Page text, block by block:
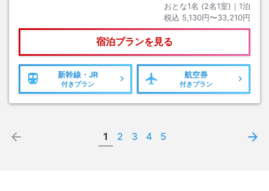
おとな1名 (2名1室)｜ 1泊
税込 5,130円〜33,210円
宿泊プランを見る
新幹線・JR
付きプラン
航空券
付きプラン
1 2 3 4 5